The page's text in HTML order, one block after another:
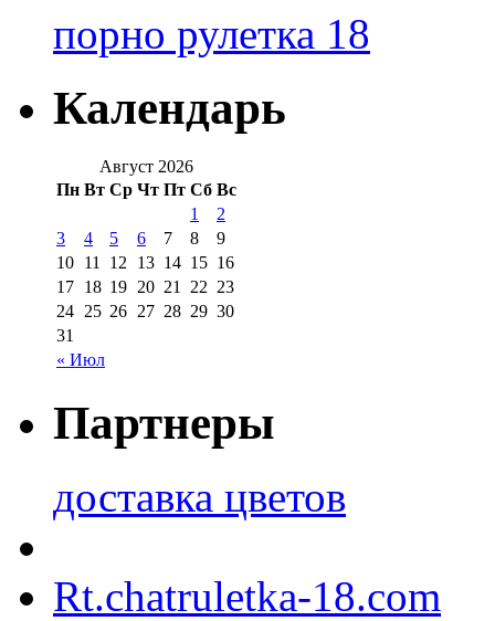
порно рулетка 18
Календарь
Август 2026
Пн Вт Ср Чт Пт Сб Вс
« Июл
1
2
3
4 5 6 7 8
9
10 11 12 13 14 15 16
17 18 19 20 21 22 23
24 25 26 27 28 29 30
31
Партнеры
доставка цветов
Rt.chatruletka-18.com